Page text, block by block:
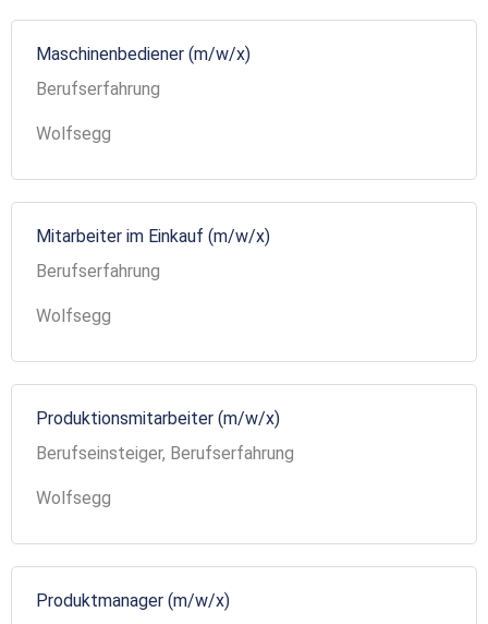
Maschinenbediener (m/w/x)
Berufserfahrung
Wolfsegg
Mitarbeiter im Einkauf (m/w/x)
Berufserfahrung
Wolfsegg
Produktionsmitarbeiter (m/w/x)
Berufseinsteiger, Berufserfahrung
Wolfsegg
Produktmanager (m/w/x)